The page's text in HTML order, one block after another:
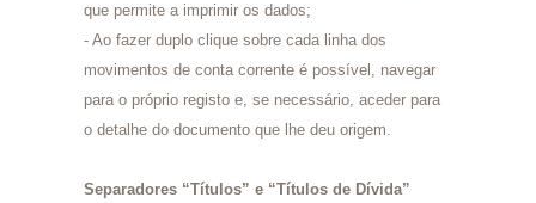
que permite a imprimir os dados;
- Ao fazer duplo clique sobre cada linha dos
movimentos de conta corrente é possível, navegar
para o próprio registo e, se necessário, aceder para
o detalhe do documento que lhe deu origem.
Separadores “Títulos” e “Títulos de Dívida”